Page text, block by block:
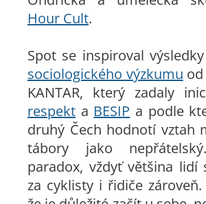
Hour Cult.
Spot se inspiroval výsledky
sociologického výzkumu
KANTAR, který zadaly
respekt a BESIP a podle
druhý Čech hodnotí vztah
tábory jako
paradox, vždyť většina lidí
za cyklisty i řidiče